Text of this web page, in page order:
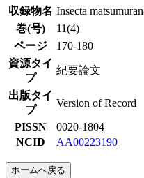
収録物名 Insecta
巻(号)
11(4)
ページ
170-180
資源タイ
プ
紀要論文
出版タイ
プ
Version of Record
PISSN
0020-1804
NCID
AA00223190
ホームへ戻る